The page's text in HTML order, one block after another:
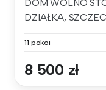
DOM WOLNO
DZIAŁKA,
11 pokoi
8 500 zł